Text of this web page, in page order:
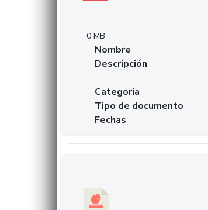
0 MB
Nombre
Descripción
Categoria
Tipo de documento
Fechas